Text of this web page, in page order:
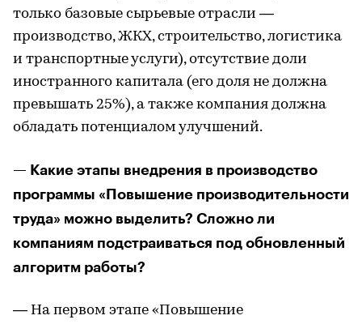
только базовые сырьевые отрасли —
производство, ЖКХ, строительство, логистика
и транспортные услуги), отсутствие доли
иностранного капитала (его доля не должна
превышать 25%), а также компания должна
обладать потенциалом улучшений.
— Какие этапы внедрения в производство
программы «Повышение производительности
труда» можно выделить? Сложно ли
компаниям подстраиваться под обновленный
алгоритм работы?
— На первом этапе «Повышение